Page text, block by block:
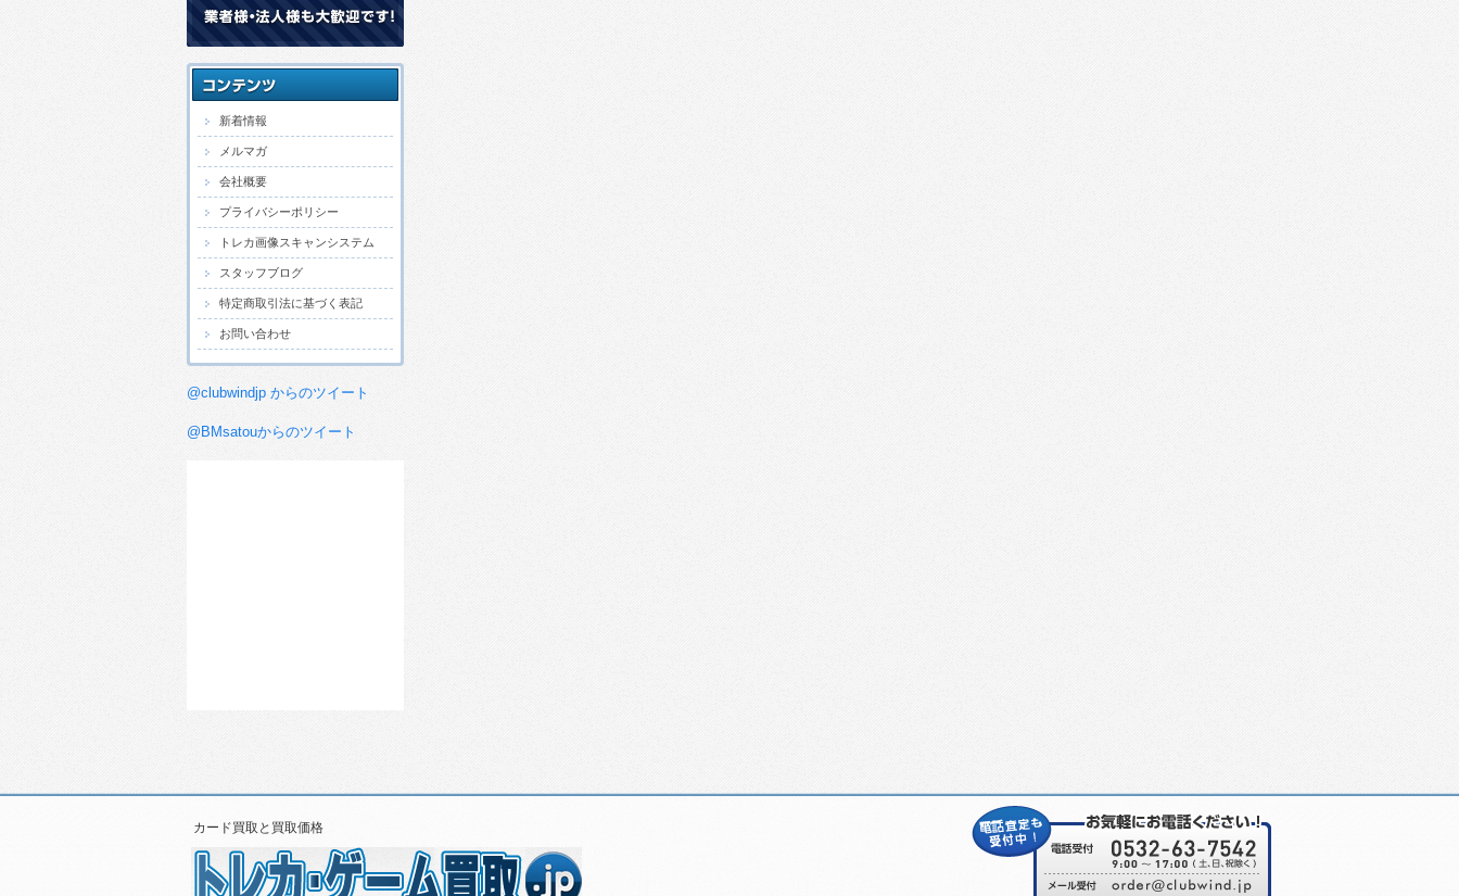
新着情報
メルマガ
会社概要
プライバシーポリシー
トレカ画像スキャンシステム
スタッフブログ
特定商取引法に基づく表記
お問い合わせ
@clubwindjp からのツイート
@BMsatouからのツイート
カード買取と買取価格